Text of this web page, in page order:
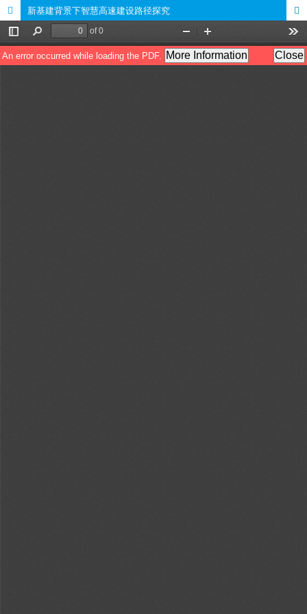
新基建背景下智慧高速建设路径探究